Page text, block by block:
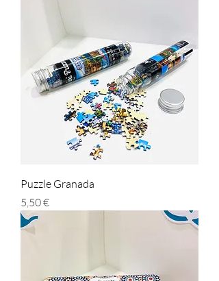
Puzzle Granada
Prezzo
5,50 €